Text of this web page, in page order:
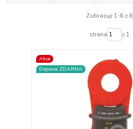
Zobrazuji 1-6 z 6
strana z 1
Akce
Doprava ZDARMA